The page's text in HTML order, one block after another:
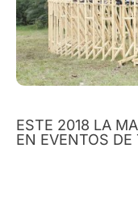
ESTE 2018 LA
EN EVENTOS